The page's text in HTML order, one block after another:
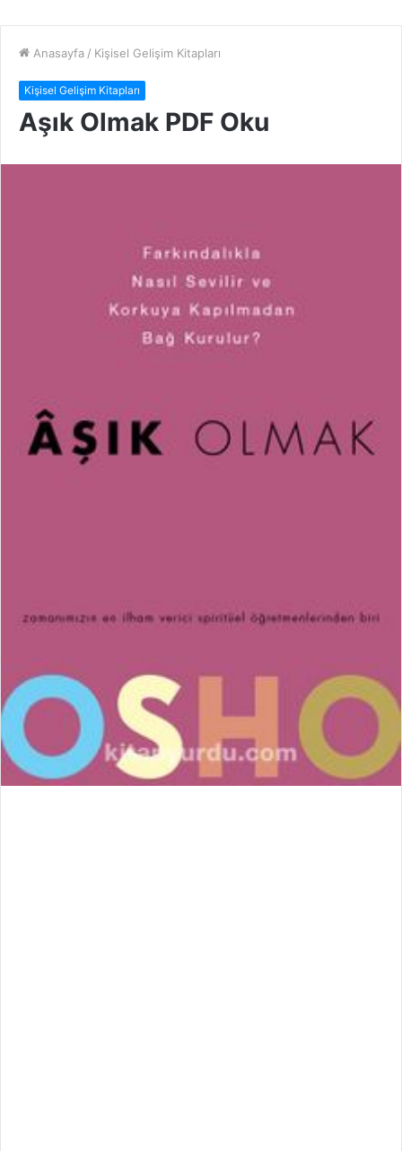
Anasayfa / Kişisel Gelişim Kitapları
Kişisel Gelişim Kitapları
Aşık Olmak PDF Oku